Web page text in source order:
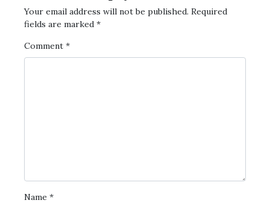
Your email address will not be published. Required
fields are marked *
Comment *
Name *